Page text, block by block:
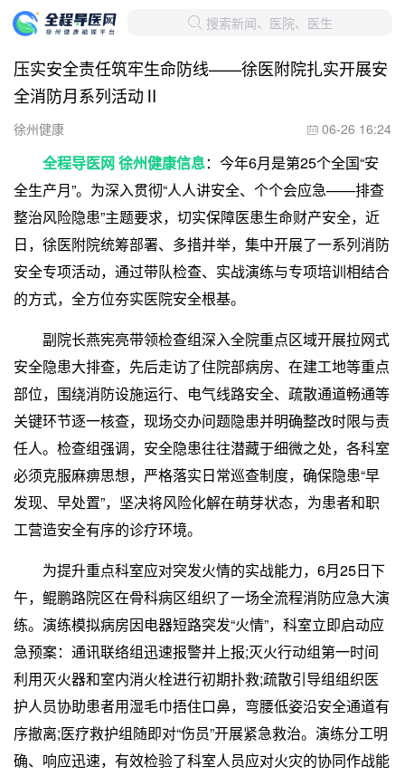
 搜索新闻、医院、医生
压实安全责任筑牢生命防线——徐医附院扎实开展安
全消防月系列活动Ⅱ
徐州健康  06-26 16:24
全程导医网 徐州健康信息：今年6月是第25个全国“安
全生产月”。为深入贯彻“人人讲安全、个个会应急——排查
整治风险隐患”主题要求，切实保障医患生命财产安全，近
日，徐医附院统筹部署、多措并举，集中开展了一系列消防
安全专项活动，通过带队检查、实战演练与专项培训相结合
的方式，全方位夯实医院安全根基。
副院长燕宪亮带领检查组深入全院重点区域开展拉网式
安全隐患大排查，先后走访了住院部病房、在建工地等重点
部位，围绕消防设施运行、电气线路安全、疏散通道畅通等
关键环节逐一核查，现场交办问题隐患并明确整改时限与责
任人。检查组强调，安全隐患往往潜藏于细微之处，各科室
必须克服麻痹思想，严格落实日常巡查制度，确保隐患“早
发现、早处置”，坚决将风险化解在萌芽状态，为患者和职
工营造安全有序的诊疗环境。
为提升重点科室应对突发火情的实战能力，6月25日下
午，鲲鹏路院区在骨科病区组织了一场全流程消防应急大演
练。演练模拟病房因电器短路突发“火情”，科室立即启动应
急预案：通讯联络组迅速报警并上报;灭火行动组第一时间
利用灭火器和室内消火栓进行初期扑救;疏散引导组组织医
护人员协助患者用湿毛巾捂住口鼻，弯腰低姿沿安全通道有
序撤离;医疗救护组随即对“伤员”开展紧急救治。演练分工明
确、响应迅速，有效检验了科室人员应对火灾的协同作战能